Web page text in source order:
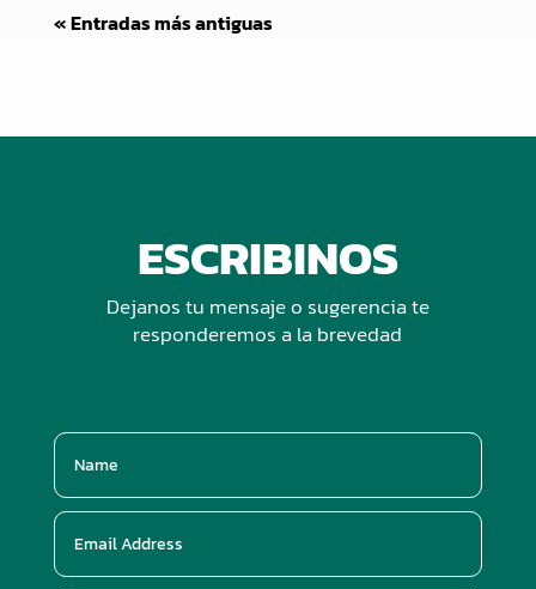
« Entradas más antiguas
ESCRIBINOS
Dejanos tu mensaje o sugerencia te
responderemos a la brevedad